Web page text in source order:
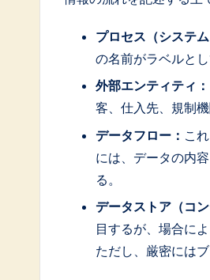
プロセス（システム
の名前がラベルと
外部エンティティ：
客、仕入先、規制
データフロー： こ
には、データの内
る。
データストア（コ
目するが、場合に
ただし、厳密には